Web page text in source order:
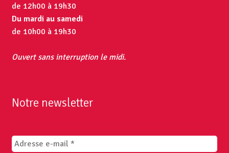
de 12h00 à 19h30
Du mardi au samedi
de 10h00 à 19h30
Ouvert sans interruption le midi.
Notre newsletter